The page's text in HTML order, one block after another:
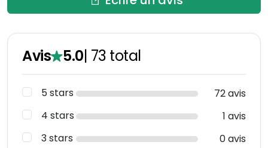
Avis 5.0| 73 total
5 stars
72 avis
4 stars
1 avis
3 stars
0 avis